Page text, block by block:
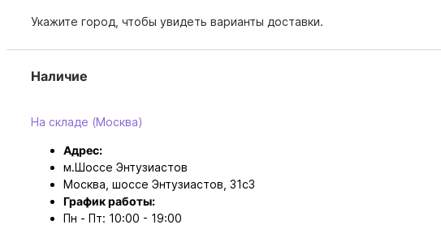
Укажите город, чтобы увидеть варианты доставки.
Наличие
На складе (Москва)
Адрес:
м.Шоссе Энтузиастов
Москва, шоссе Энтузиастов, 31с3
График работы:
Пн - Пт: 10:00 - 19:00